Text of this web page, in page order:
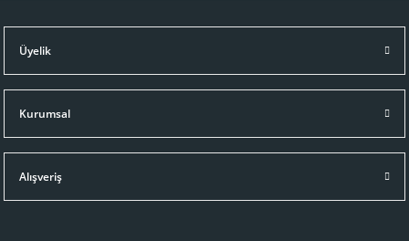
Üyelik
Kurumsal
Alışveriş